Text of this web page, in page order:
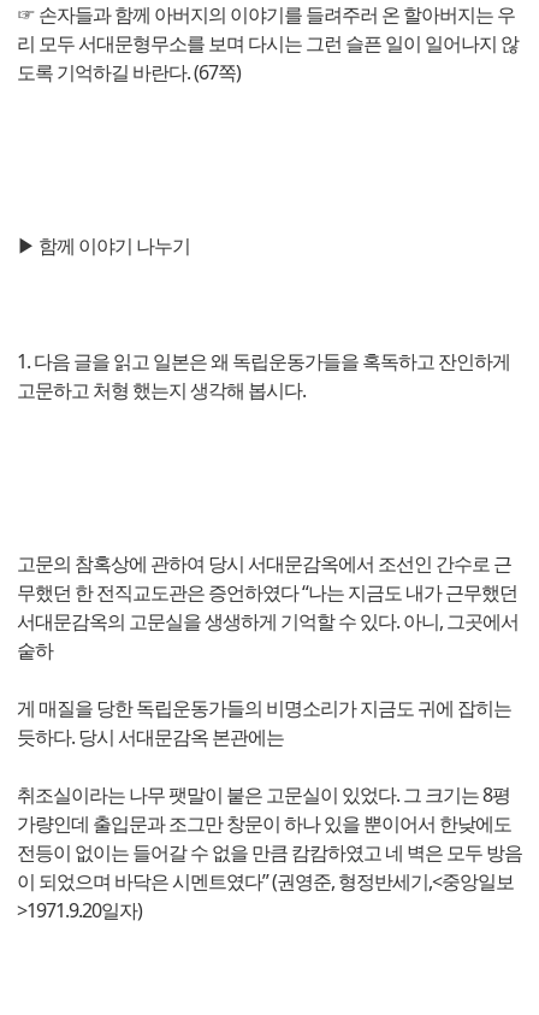
☞ 손자들과 함께 아버지의 이야기를 들려주러 온 할아버지는 우
리 모두 서대문형무소를 보며 다시는 그런 슬픈 일이 일어나지 않
도록 기억하길 바란다. (67쪽)
▶ 함께 이야기 나누기
1. 다음 글을 읽고 일본은 왜 독립운동가들을 혹독하고 잔인하게
고문하고 처형 했는지 생각해 봅시다.
고문의 참혹상에 관하여 당시 서대문감옥에서 조선인 간수로 근
무했던 한 전직교도관은 증언하였다 “나는 지금도 내가 근무했던
서대문감옥의 고문실을 생생하게 기억할 수 있다. 아니, 그곳에서
숱하
게 매질을 당한 독립운동가들의 비명소리가 지금도 귀에 잡히는
듯하다. 당시 서대문감옥 본관에는
취조실이라는 나무 팻말이 붙은 고문실이 있었다. 그 크기는 8평
가량인데 출입문과 조그만 창문이 하나 있을 뿐이어서 한낮에도
전등이 없이는 들어갈 수 없을 만큼 캄캄하였고 네 벽은 모두 방음
이 되었으며 바닥은 시멘트였다” (권영준, 형정반세기,<중앙일보
>1971.9.20일자)